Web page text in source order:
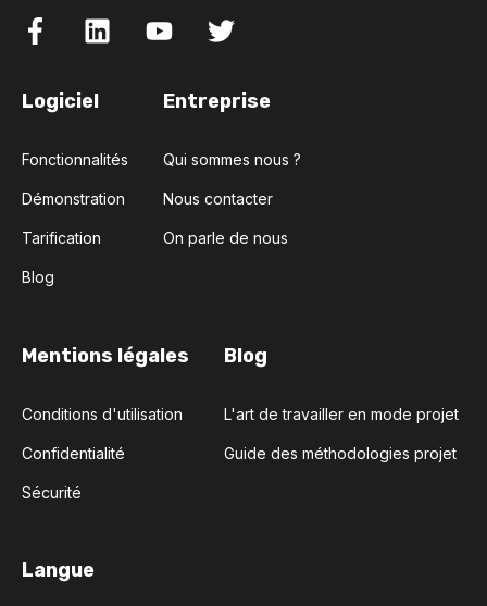
Logiciel
Fonctionnalités
Démonstration
Tarification
Blog
Entreprise
Qui sommes nous ?
Nous contacter
On parle de nous
Mentions légales
Conditions d'utilisation
Confidentialité
Sécurité
Blog
L'art de travailler en mode projet
Guide des méthodologies projet
Langue